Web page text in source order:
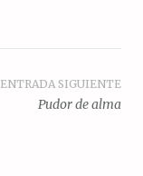
ENTRADA SIGUIENTE
Pudor de alma